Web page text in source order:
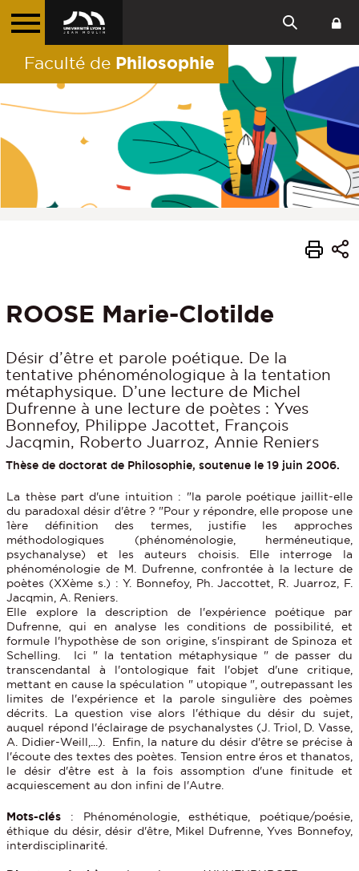
Faculté de Philosophie
ROOSE Marie-Clotilde
Désir d’être et parole poétique. De la
tentative phénoménologique à la tentation
métaphysique. D’une lecture de Michel
Dufrenne à une lecture de poètes : Yves
Bonnefoy, Philippe Jacottet, François
Jacqmin, Roberto Juarroz, Annie Reniers
Thèse de doctorat de Philosophie, soutenue le 19 juin 2006.
La thèse part d'une intuition : "la parole poétique jaillit-elle
du paradoxal désir d'être ? "Pour y répondre, elle propose une
1ère définition des termes, justifie les approches
méthodologiques (phénoménologie, herméneutique,
psychanalyse) et les auteurs choisis. Elle interroge la
phénoménologie de M. Dufrenne, confrontée à la lecture de
poètes (XXème s.) : Y. Bonnefoy, Ph. Jaccottet, R. Juarroz, F.
Jacqmin, A. Reniers.
Elle explore la description de l'expérience poétique par
Dufrenne, qui en analyse les conditions de possibilité, et
formule l'hypothèse de son origine, s'inspirant de Spinoza et
Schelling. Ici " la tentation métaphysique " de passer du
transcendantal à l'ontologique fait l'objet d'une critique,
mettant en cause la spéculation " utopique ", outrepassant les
limites de l'expérience et la parole singulière des poèmes
décrits. La question vise alors l'éthique du désir du sujet,
auquel répond l'éclairage de psychanalystes (J. Triol, D. Vasse,
A. Didier-Weill,...). Enfin, la nature du désir d'être se précise à
l'écoute des textes des poètes. Tension entre éros et thanatos,
le désir d'être est à la fois assomption d'une finitude et
acquiescement au don infini de l'Autre.
Mots-clés : Phénoménologie, esthétique, poétique/poésie,
éthique du désir, désir d'être, Mikel Dufrenne, Yves Bonnefoy,
interdisciplinarité.